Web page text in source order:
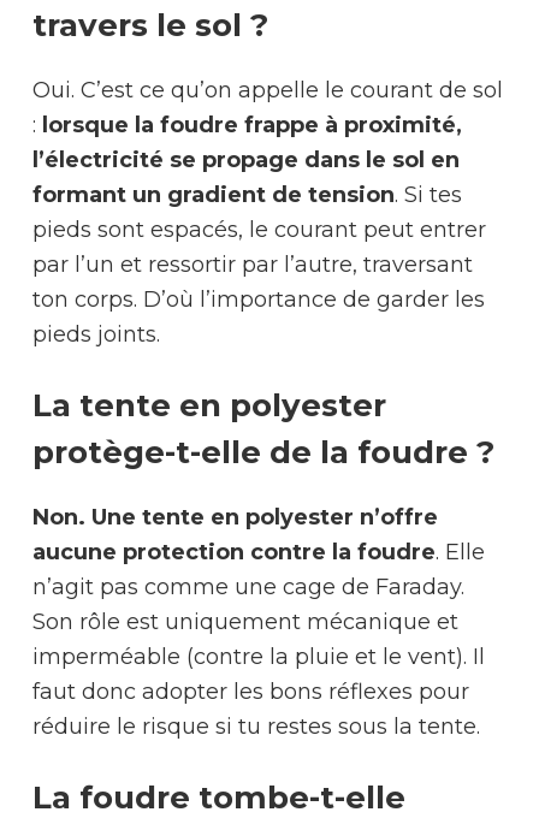
travers le sol ?
Oui. C’est ce qu’on appelle le courant de sol
: lorsque la foudre frappe à proximité,
l’électricité se propage dans le sol en
formant un gradient de tension. Si tes
pieds sont espacés, le courant peut entrer
par l’un et ressortir par l’autre, traversant
ton corps. D’où l’importance de garder les
pieds joints.
La tente en polyester
protège-t-elle de la foudre ?
Non. Une tente en polyester n’offre
aucune protection contre la foudre. Elle
n’agit pas comme une cage de Faraday.
Son rôle est uniquement mécanique et
imperméable (contre la pluie et le vent). Il
faut donc adopter les bons réflexes pour
réduire le risque si tu restes sous la tente.
La foudre tombe-t-elle